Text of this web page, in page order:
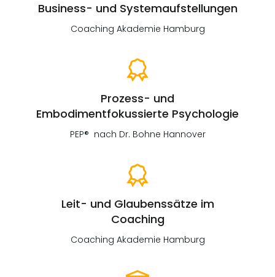
Business- und Systemaufstellungen
Coaching Akademie Hamburg
Prozess- und
Embodimentfokussierte Psychologie
PEP® nach Dr. Bohne Hannover
Leit- und Glaubenssätze im
Coaching
Coaching Akademie Hamburg